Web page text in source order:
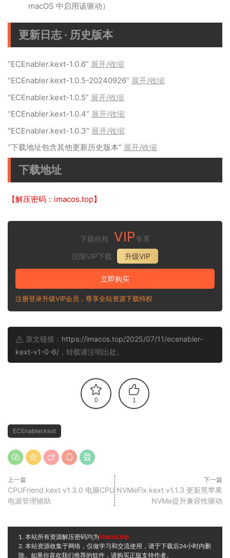
macOS 中启用该驱动）
更新日志 · 历史版本
“ECEnabler.kext-1.0.6” 展开/收缩
“ECEnabler.kext-1.0.5-20240926” 展开/收缩
“ECEnabler.kext-1.0.5” 展开/收缩
“ECEnabler.kext-1.0.4” 展开/收缩
“ECEnabler.kext-1.0.3” 展开/收缩
“下载地址包含其他更新历史版本” 展开/收缩
下载地址
【解压密码：imacos.top】
下载价格 VIP专享
仅限VIP下载
升级VIP
立即购买
注册登录升级VIP会员，尊享全站资源下载特权
原文链接： https://imacos.top/2025/07/11/ecenabler-
kext-v1-0-6/ ，转载请注明出处。
0 1
ECEnabler.kext
上一篇
CPUFriend.kext v1.3.0 电脑CPU
电源管理辅助
下一篇
NVMeFix.kext v1.1.3 更新黑苹果
NVMe提升兼容性驱动
1. 本站所有资源解压密码均为imacos.top
2. 本站资源收集于网络，仅做学习和交流使用，请于下载后24小时内删
除。如果你喜欢我们推荐的软件，请购买正版支持作者。